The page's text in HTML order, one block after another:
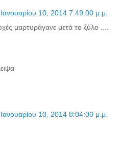
10, 2014 7:49:00 μ.μ.
μαρτυράγανε μετά το ξύλο ....
10, 2014 8:04:00 μ.μ.